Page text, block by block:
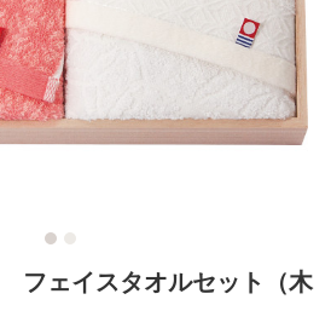
フェイスタオルセット（木